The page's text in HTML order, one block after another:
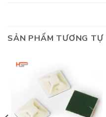
SẢN PHẨM TƯƠNG TỰ